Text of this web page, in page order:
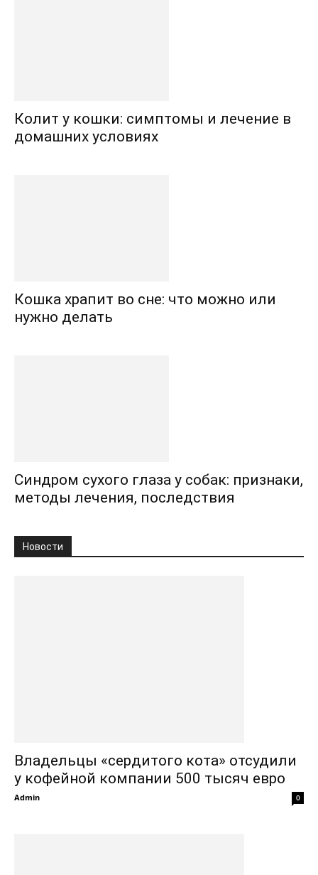
Колит у кошки: симптомы и лечение в
домашних условиях
Кошка храпит во сне: что можно или
нужно делать
Синдром сухого глаза у собак: признаки,
методы лечения, последствия
Новости
Владельцы «сердитого кота» отсудили
у кофейной компании 500 тысяч евро
Admin 0